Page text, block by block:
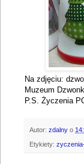
Na zdjęciu:
Muzeum
P.S. Życzenia
Autor: zdalny o
Etykiety: